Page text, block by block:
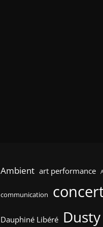
Ambient art performance
communication
Dauphiné Libéré